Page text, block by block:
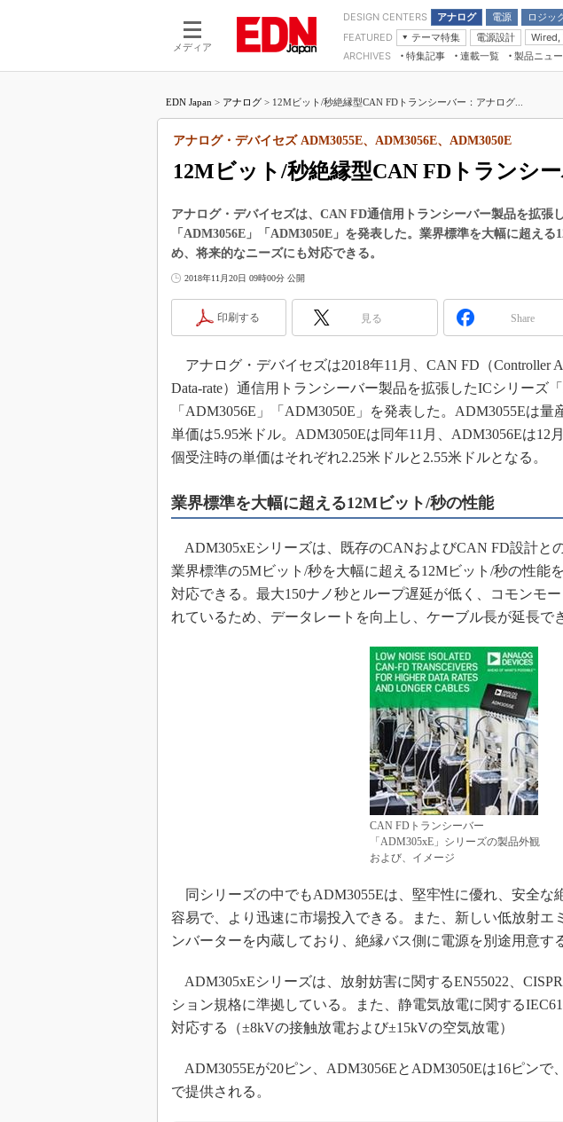
メディア
DESIGN CENTERS アナログ
電源
モーター
ロジッ
LSI
受動部品
FEATURED
テーマ特集
つながるクルマ
エレクトロニクス入門
医療エレ（EE Times Japan）
製品解剖（EE Times Japan）
電源設計 Wired,
モーター入門マイコン講座 計
ARCHIVES 特集記事
連載一覧
マイクロプロセッサ懐古録
中堅技術者に贈る電子部品“徹底”活
用講座
たった2つの式で始めるDC/DCコン
バーターの設計
DC-DCコンバーター活用講座
Wired, Weird
高速シリアル伝送技術講座
ズ編
めざせ高効率！ モーター駆動入門講
Bluetooth mesh入門
最新記事一覧
USB Type-Cの登場で評価試験はど
う変わる？
IoT時代の無線規格を知る【Thread
編】
製品ニュ
電子ブックレット
EDN Japan > アナログ > 12Mビット/秒絶縁型CAN FDトランシーバー：アナログ...
12Mビット/秒絶縁型CAN FDトランシ
アナログ・デバイセズ ADM3055E、ADM3056E、ADM3050E
アナログ・デバイセズは、CAN FD通信用トランシーバー製品を拡張
「ADM3056E」「ADM3050E」を発表した。業界標準を大幅に超え
め、将来的なニーズにも対応できる。
2018年11月20日 09時00分 公開
印刷する 見る Share
アナログ・デバイセズは2018年11月、CAN FD（Controller
Data-rate）通信用トランシーバー製品を拡張したICシリーズ「
「ADM3056E」「ADM3050E」を発表した。ADM3055Eは量
単価は5.95米ドル。ADM3050Eは同年11月、ADM3056Eは12
個受注時の単価はそれぞれ2.25米ドルと2.55米ドルとなる。
業界標準を大幅に超える12Mビット/秒の性能
ADM305xEシリーズは、既存のCANおよびCAN FD設計と
業界標準の5Mビット/秒を大幅に超える12Mビット/秒の性能
対応できる。最大150ナノ秒とループ遅延が低く、コモンモ
れているため、データレートを向上し、ケーブル長が延長で
CAN FDトランシーバー
「ADM305xE」シリーズの製品外観
および、イメージ
同シリーズの中でもADM3055Eは、堅牢性に優れ、安全な
容易で、より迅速に市場投入できる。また、新しい低放射エ
ンバーターを内蔵しており、絶縁バス側に電源を別途用意す
ADM305xEシリーズは、放射妨害に関するEN55022、
ション規格に準拠している。また、静電気放電に関する
対応する（±8kVの接触放電および±15kVの空気放電）
ADM3055Eが20ピン、ADM3056EとADM3050Eは16ピンで
で提供される。